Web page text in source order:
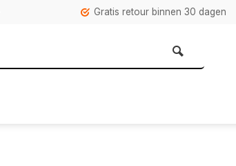
Gratis retour binnen 30 dagen